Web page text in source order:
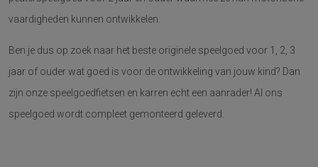
vaardigheden kunnen ontwikkelen.
Ben je dus op zoek naar het beste originele speelgoed voor 1, 2, 3
jaar of ouder wat goed is voor de ontwikkeling van jouw kind? Dan
zijn onze speelgoedfietsen en karren echt een aanrader! Al ons
speelgoed wordt compleet gemonteerd geleverd.